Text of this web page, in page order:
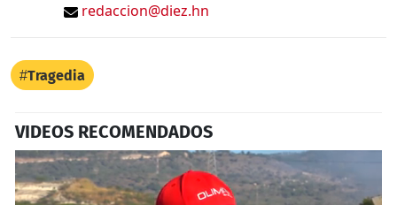
redaccion@diez.hn
Tragedia
VIDEOS RECOMENDADOS